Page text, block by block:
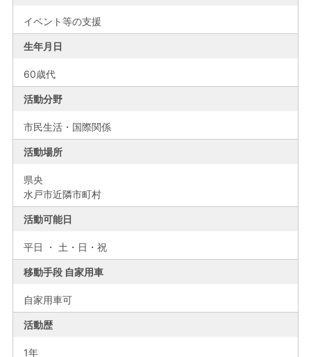
イベント等の支援
生年月日
60歳代
活動分野
市民生活・国際関係
活動場所
県央
水戸市近隣市町村
活動可能日
平日 ・ 土・日・祝
移動手段 自家用車
自家用車可
活動歴
1年